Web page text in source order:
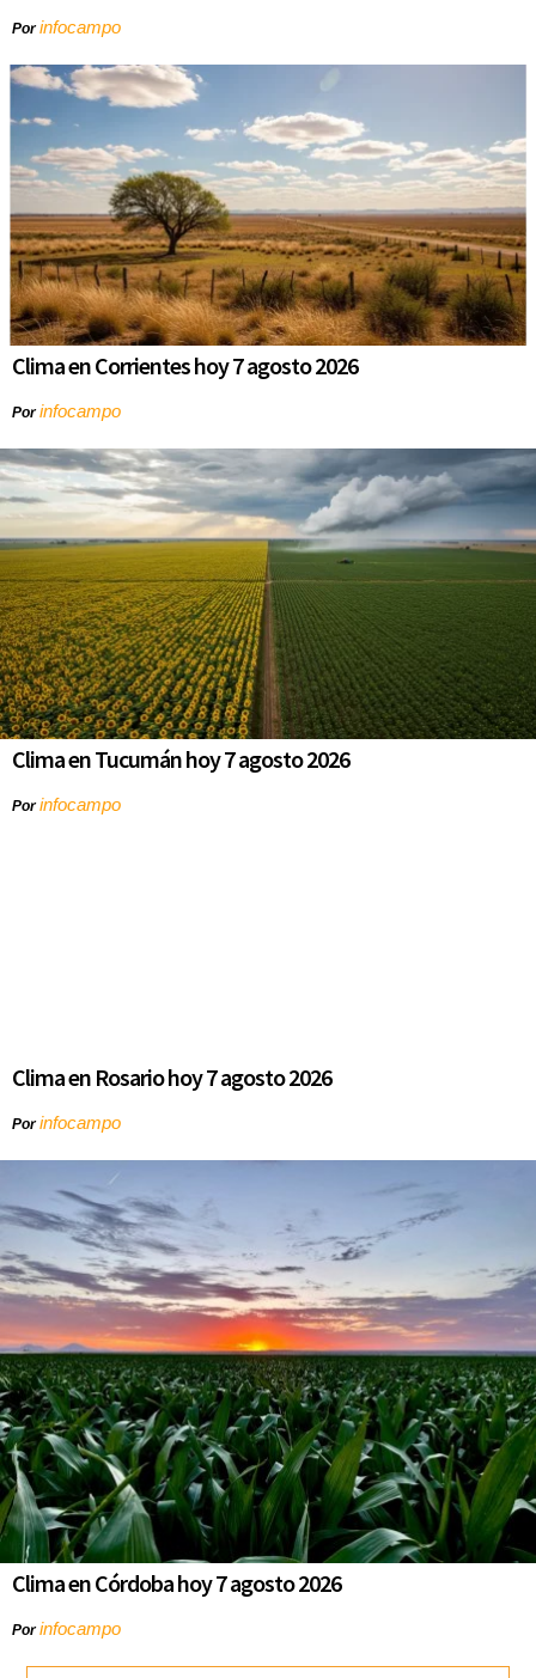
Porinfocampo
Clima en Corrientes hoy 7 agosto 2026
Porinfocampo
Clima en Tucumán hoy 7 agosto 2026
Porinfocampo
Clima en Rosario hoy 7 agosto 2026
Porinfocampo
Clima en Córdoba hoy 7 agosto 2026
Porinfocampo